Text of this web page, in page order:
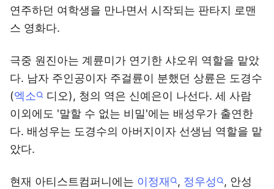
연주하던 여학생을 만나면서 시작되는 판타지 로맨
스 영화다.
극중 원진아는 계륜미가 연기한 샤오위 역할을 맡았
다. 남자 주인공이자 주걸륜이 분했던 상륜은 도경수
(엑소
디오), 청의 역은 신예은이 나선다. 세 사람
이외에도 '말할 수 없는 비밀'에는 배성우가 출연한
다. 배성우는 도경수의 아버지이자 선생님 역할을 맡
았다.
현재 아티스트컴퍼니에는 이정재 , 정우성
, 안성